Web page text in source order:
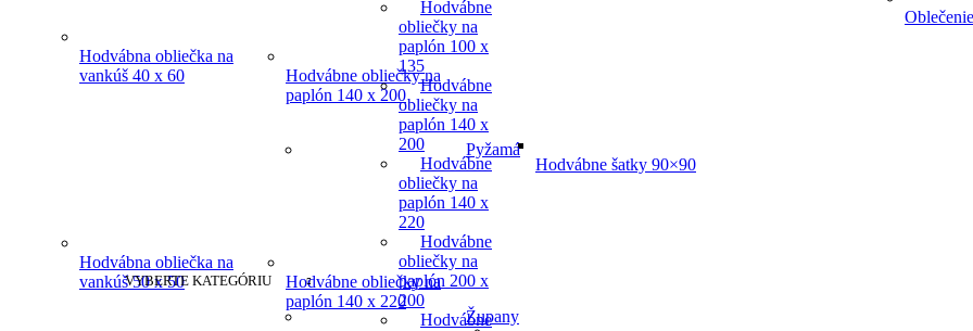
Pyžamá
Župany
VYBERTE KATEGÓRIU
Hodvábne
obliečky na
paplón 100 x
135
Hodvábne
obliečky na
paplón 140 x
200
Hodvábne
obliečky na
paplón 140 x
220
Hodvábne
obliečky na
paplón 200 x
200
Hodvábne
Hodvábna obliečka na
vankúš 40 x 60
Hodvábna obliečka na
vankúš 50 x 50
Hodvábne obliečky na
paplón 140 x 200
Hodvábne obliečky na
paplón 140 x 220
Hodvábne šatky 90×90
Oblečenie